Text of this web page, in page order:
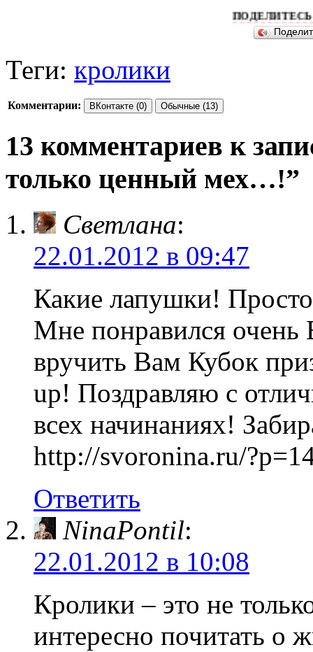
ПОДЕЛИТЕСЬ
Теги: кролики
Комментарии: ВКонтакте (0) Обычные (13)
13 комментариев к
только ценный мех…!”
Светлана:
22.01.2012 в 09:47
Какие лапушки!
Мне понравился очень
вручить Вам Кубок
up! Поздравляю с
всех начинаниях!
http://svoronina.ru/
Ответить
NinaPontil:
22.01.2012 в 10:08
Кролики – это не
интересно почитать о